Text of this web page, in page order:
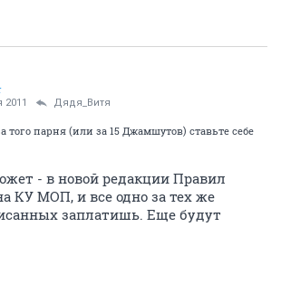
2011 Дядя_Витя
того парня (или за 15 Джамшутов) ставьте себе
- в новой редакции Правил
КУ МОП, и все одно за тех же
заплатишь. Еще будут